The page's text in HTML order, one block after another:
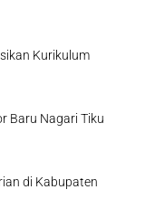
Kurikulum
Baru Nagari Tiku
di Kabupaten